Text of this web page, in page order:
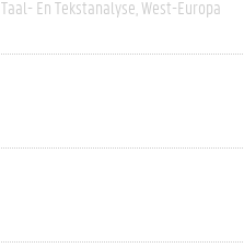
Taal- En Tekstanalyse West-Europa